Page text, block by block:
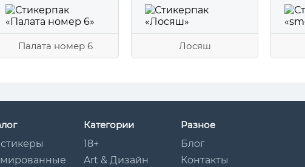
Палата номер 6 Лосяш
Категории
18+
Art & Дизайн
Разное
Блог
Контакты